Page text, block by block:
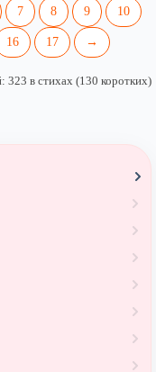
7 8 9 10
16 17 →
323 в стихах (130 коротких)